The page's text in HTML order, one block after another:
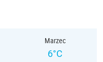
Marzec
6°C